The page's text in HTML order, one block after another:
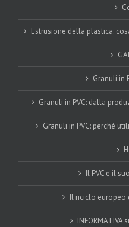
Estrusione della plastica:
Granuli in
Granuli in PVC: dalla
Granuli in PVC: perchè
Il PVC e il
Il riciclo europeo